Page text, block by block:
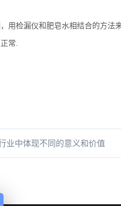
用检漏仪和肥皂水相结合的方法
常.
业中体现不同的意义和价值